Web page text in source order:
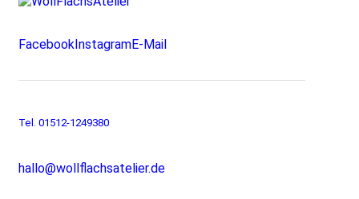
FacebookInstagramE-Mail
Tel. 01512-1249380
hallo@wollflachsatelier.de